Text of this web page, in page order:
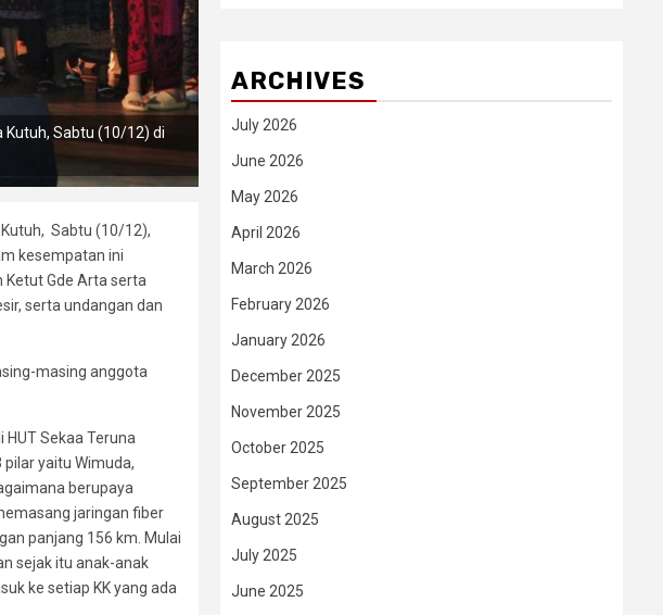
Kutuh, Sabtu (10/12) di
Kutuh, Sabtu (10/12),
kesempatan ini
Ketut Gde Arta serta
serta undangan dan
masing anggota
Sekaa Teruna
yaitu Wimuda,
berupaya
jaringan fiber
panjang 156 km. Mulai
sejak itu anak-anak
ke setiap KK yang ada
ARCHIVES
July 2026
June 2026
May 2026
April 2026
March 2026
February 2026
January 2026
December 2025
November 2025
October 2025
September 2025
August 2025
July 2025
June 2025